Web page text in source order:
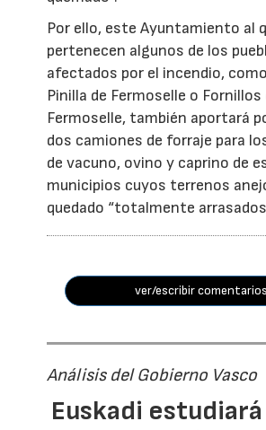
Por ello, este Ayuntamiento al
pertenecen algunos de los
afectados por el incendio,
Pinilla de Fermoselle o Fornillos
Fermoselle, también aportará
dos camiones de forraje para
de vacuno, ovino y caprino de
municipios cuyos terrenos
quedado “totalmente
ver/escribir comentarios
Análisis del Gobierno Vasco
Euskadi estudiará